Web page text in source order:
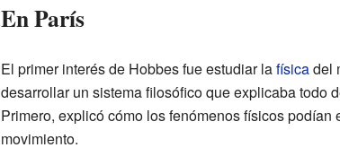
En París
El primer interés de Hobbes fue estudiar lafísicadel
desarrollar un sistema filosófico que explicaba todo
Primero, explicó cómo los fenómenos físicos podían
movimiento.